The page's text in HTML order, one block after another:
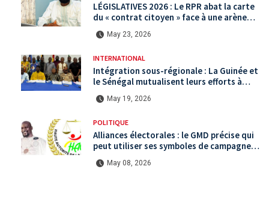
LÉGISLATIVES 2026 : Le RPR abat la carte
du « contrat citoyen » face à une arène
politique saturée.
May 23, 2026
INTERNATIONAL
Intégration sous-régionale : La Guinée et
le Sénégal mutualisent leurs efforts à
Koundara via le programme RéZo
May 19, 2026
POLITIQUE
Alliances électorales : le GMD précise qui
peut utiliser ses symboles de campagne
avant le scrutin du 31 mai
May 08, 2026